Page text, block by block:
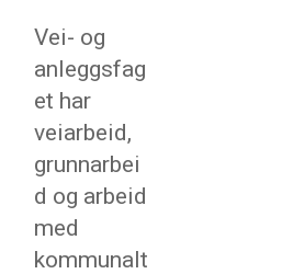
Vei- og
anleggsfag
et har
veiarbeid,
grunnarbei
d og arbeid
med
kommunalt